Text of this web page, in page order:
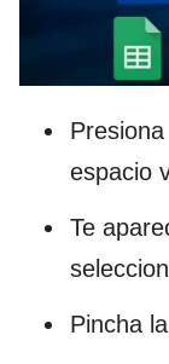
espacio
Te
Pincha